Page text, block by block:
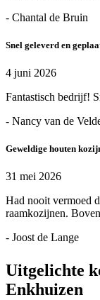
- Chantal de Bruin
Snel geleverd en
4 juni 2026
Fantastisch bedrijf!
- Nancy van de
Geweldige houten
31 mei 2026
Had nooit vermoed
raamkozijnen.
- Joost de Lange
Uitgelichte
Enkhuizen